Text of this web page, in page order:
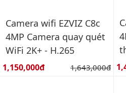
Camera wifi EZVIZ C8c
4MP Camera quay quét
WiFi 2K+ - H.265
Giá bán:
1,150,000đ Giá gốc:
1,643,000đ